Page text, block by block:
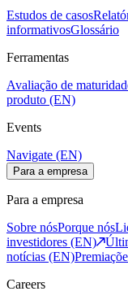
Estudos de casos
informativosGlossário
Ferramentas
Avaliação de
produto (EN)
Events
Navigate (EN)
Para a empresa
Para a empresa
Sobre nósPorque nós
investidores (EN)
notícias (EN)
Careers